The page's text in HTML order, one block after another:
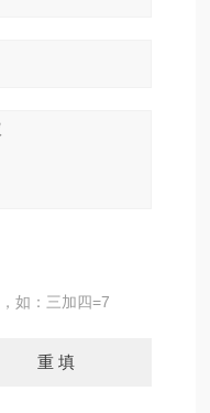
如：三加四=7